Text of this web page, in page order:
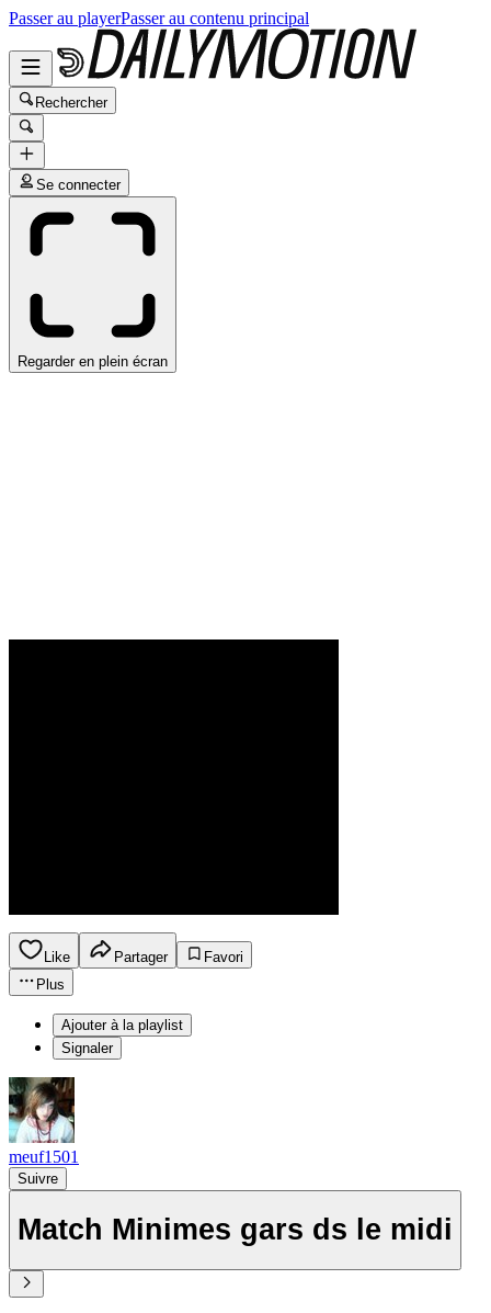
Passer au playerPasser au contenu principal
Rechercher
Se connecter
Regarder en plein écran
Like Partager
Favori
Plus
Ajouter à la playlist
Signaler
meuf1501
Suivre
Match Minimes gars ds le midi